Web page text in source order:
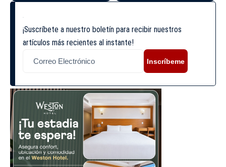
¡Suscríbete a nuestro boletín para recibir nuestros
artículos más recientes al instante!
Inscríbeme